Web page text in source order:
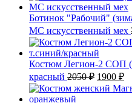
Ботинок "Рабочий"
МС искусственный мех
Костюм Легион-2 СОП
красный 2050₽
цена
1900 ₽